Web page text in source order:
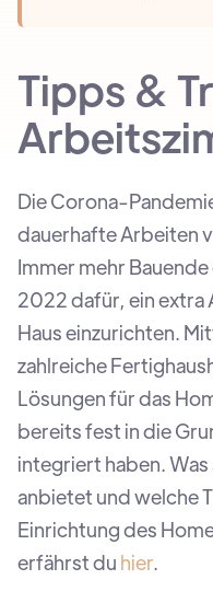
Tipps &
Die Corona-
dauerhafte Arbeiten
Immer mehr
2022 dafür, ein extra
Haus einzurichten.
zahlreiche
Lösungen für das
bereits fest in die
integriert haben.
anbietet und welche
Einrichtung des
erfährst du hier.